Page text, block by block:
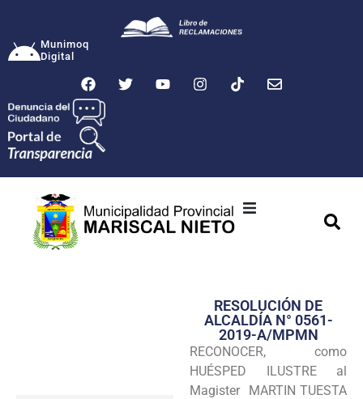
Munimoq
Digital
Transparencia
Seguridad
Programas
RESOLUCIÓN DE
ALCALDÍA N° 0561-
2019-A/MPMN
RECONOCER, como
HUÉSPED ILUSTRE al
Magister MARTIN TUESTA